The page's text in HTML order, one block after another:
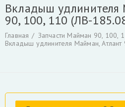
Запчасти Майман 90, 100, 110 /
Гидроцилиндры
Фильтры и фильтроэлементы для
Коробка отбора мощности КАМАЗ
Вкладыш удлинителя
90, 100, 110 (ЛВ-
Главная
Запчасти Майман 90, 100,
Вкладыш удлинителя Майман,